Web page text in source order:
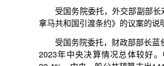
草案审查结果的报告。财经委认为，在以习近平同
务院及其财政等部门坚持稳中求进工作总基调，全面
力保障重点支出，着力强化财政管理，推动经济总
进。2023年中央决算情况总体较好，符合预算法规定